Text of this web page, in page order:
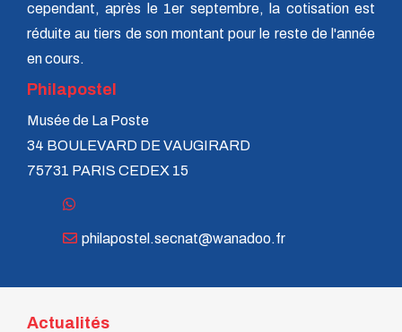
cependant, après le 1er septembre, la cotisation est
réduite au tiers de son montant pour le reste de l'année
en cours.
Philapostel
Musée de La Poste
34 BOULEVARD DE VAUGIRARD
75731 PARIS CEDEX 15
philapostel.secnat@wanadoo.fr
Actualités